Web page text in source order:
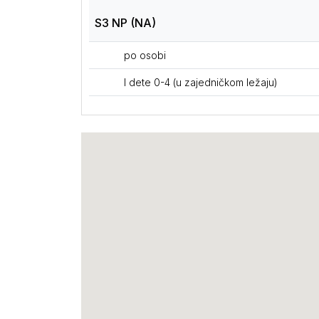
S3 NP (NA)
po osobi
I dete 0-4 (u zajedničkom ležaju)